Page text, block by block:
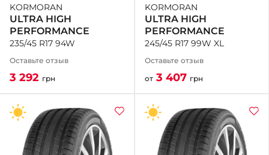
KORMORAN
ULTRA HIGH
PERFORMANCE
235/45 R17 94W
Оставьте отзыв
3 292 грн
KORMORAN
ULTRA HIGH
PERFORMANCE
245/45 R17 99W XL
Оставьте отзыв
от 3 407 грн